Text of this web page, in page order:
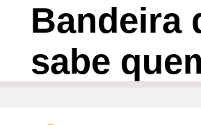
Bandeira
sabe